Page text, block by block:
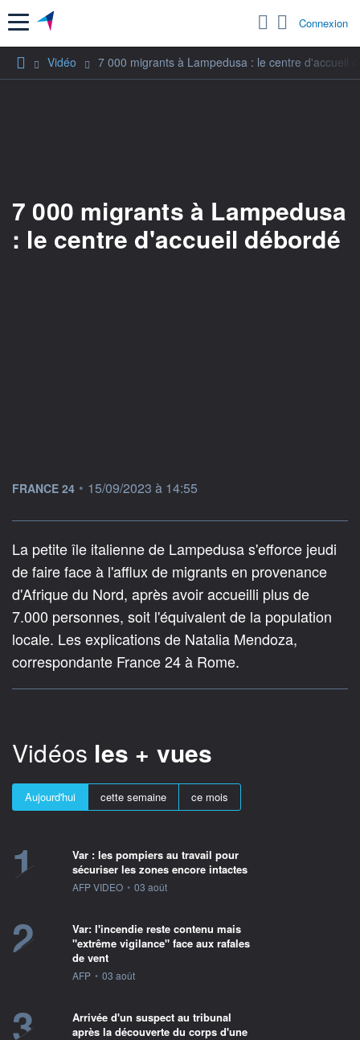
Menu Connexion
Vidéo 7 000 migrants à Lampedusa : le centre d'accueil
7 000 migrants à Lampedusa
: le centre d'accueil débordé
information fournie par
FRANCE 24 • 15/09/2023 à 14:55
La petite île italienne de Lampedusa s'efforce jeudi
de faire face à l'afflux de migrants en provenance
d'Afrique du Nord, après avoir accueilli plus de
7.000 personnes, soit l'équivalent de la population
locale. Les explications de Natalia Mendoza,
correspondante France 24 à Rome.
Vidéos les + vues
Aujourd'hui cette semaine ce mois
1
Var : les pompiers au travail pour
sécuriser les zones encore intactes
information fournie par
AFP VIDEO • 03 août
2
Var: l'incendie reste contenu mais
"extrême vigilance" face aux rafales
de vent
information fournie par
AFP • 03 août
3
Arrivée d'un suspect au tribunal
après la découverte du corps d'une